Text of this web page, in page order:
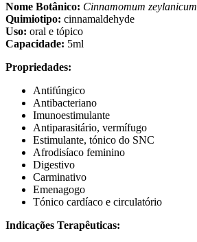
Nome Botânico: Cinnamomum zeylanicum
Quimiotipo: cinnamaldehyde
Uso: oral e tópico
Capacidade: 5ml
Propriedades:
Antifúngico
Antibacteriano
Imunoestimulante
Antiparasitário, vermífugo
Estimulante, tónico do SNC
Afrodisíaco feminino
Digestivo
Carminativo
Emenagogo
Tónico cardíaco e circulatório
Indicações Terapêuticas: